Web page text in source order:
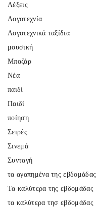
Λέξεις
Λογοτεχνία
Λογοτεχνικά ταξίδια
μουσική
Μπαζάρ
Νέα
παιδί
Παιδί
ποίηση
Σειρές
Σινεμά
Συνταγή
τα αγαπημένα της εβδομάδας
Τα καλύτερα της εβδομάδας
τα καλύτερα τησ εβδομάδας